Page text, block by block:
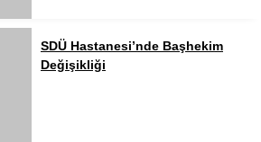
SDÜ Hastanesi’nde Başhekim
Değişikliği